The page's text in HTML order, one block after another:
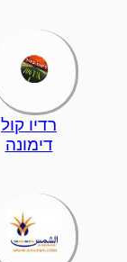
רדיו קול
דימונה